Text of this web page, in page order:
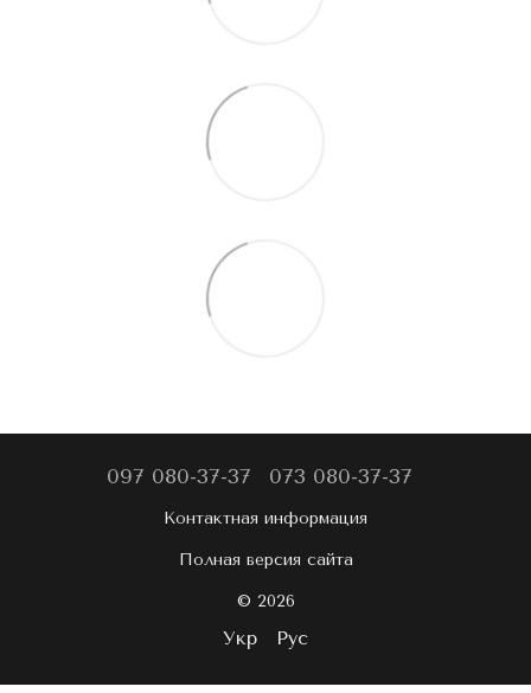
097 080-37-37 073 080-37-37
Контактная информация
Полная версия сайта
© 2026
Укр Рус